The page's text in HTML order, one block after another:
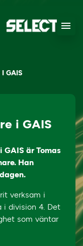
GAIS
i GAIS
är Tomas
Han
verksam i
i division 4. Det
som väntar